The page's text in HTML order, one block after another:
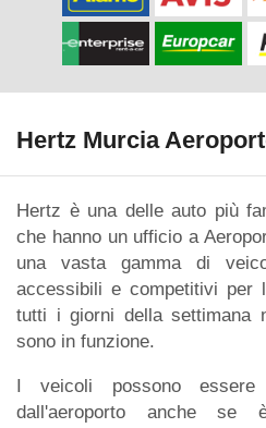
Hertz Murcia
Hertz è una delle auto più
che hanno un ufficio a
una vasta gamma di
accessibili e competitivi per
tutti i giorni della settimana
sono in funzione.
I veicoli possono essere
dall'aeroporto anche se